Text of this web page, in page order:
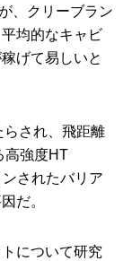
、クリーブラン
均的なキャビ
げて易しいと
され、飛距離
高強度HT
されたバリア
だ。
について研究